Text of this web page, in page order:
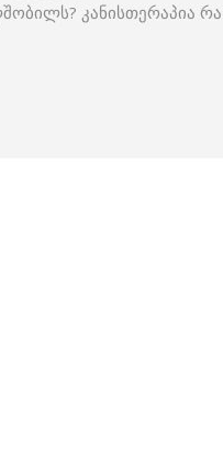
კანისთერაპია რა